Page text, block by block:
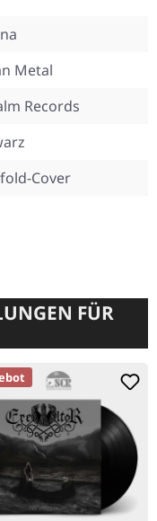
Metal
Records
Cover
FÜR